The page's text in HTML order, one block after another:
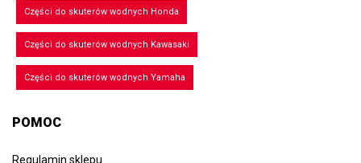
Części do skuterów wodnych Honda
Części do skuterów wodnych Kawasaki
Części do skuterów wodnych Yamaha
POMOC
Regulamin sklepu